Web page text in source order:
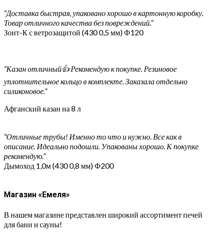
“Доставка быстрая, упаковано хорошо в картонную коробку.
Товар отличного качества без повреждений.”
Зонт-К с ветрозащитой (430 0,5 мм) Ф120
“Казан отличный👍 Рекомендую к покупке. Резиновое
уплотнительное кольцо в комплекте. Заказала отдельно
силиконовое.”
Афганский казан на 8 л
“Отличные трубы! Именно то что и нужно. Все как в
описание. Идеально подошли. Упакованы хорошо. К покупке
рекомендую.”
Дымоход 1,0м (430 0,8 мм) Ф200
Магазин «Емеля»
В нашем магазине представлен широкий ассортимент печей
для бани и сауны!